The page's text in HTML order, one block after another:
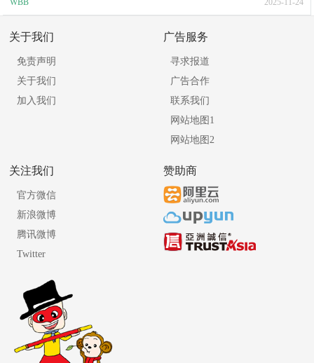
WBB 2025-11-24
关于我们
免责声明
关于我们
加入我们
广告服务
寻求报道
广告合作
联系我们
网站地图1
网站地图2
关注我们
官方微信
新浪微博
腾讯微博
Twitter
赞助商